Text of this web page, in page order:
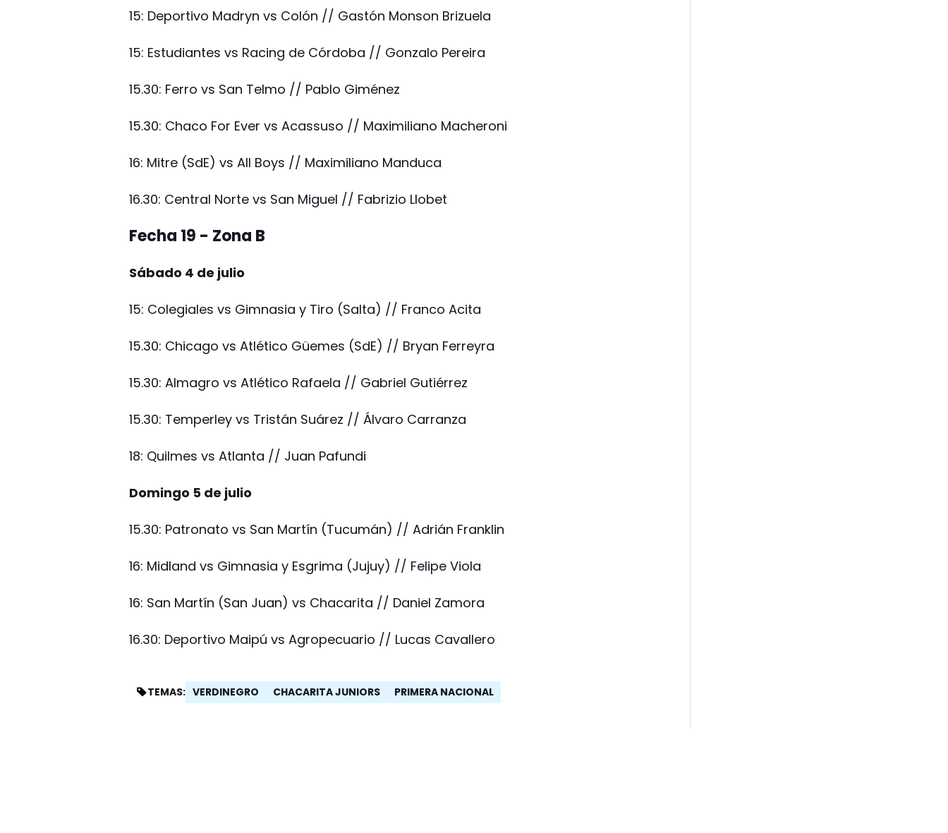
15: Deportivo Madryn vs Colón // Gastón Monson Brizuela
15: Estudiantes vs Racing de Córdoba // Gonzalo Pereira
15.30: Ferro vs San Telmo // Pablo Giménez
15.30: Chaco For Ever vs Acassuso // Maximiliano Macheroni
16: Mitre (SdE) vs All Boys // Maximiliano Manduca
16.30: Central Norte vs San Miguel // Fabrizio Llobet
Fecha 19 - Zona B
Sábado 4 de julio
15: Colegiales vs Gimnasia y Tiro (Salta) // Franco Acita
15.30: Chicago vs Atlético Güemes (SdE) // Bryan Ferreyra
15.30: Almagro vs Atlético Rafaela // Gabriel Gutiérrez
15.30: Temperley vs Tristán Suárez // Álvaro Carranza
18: Quilmes vs Atlanta // Juan Pafundi
Domingo 5 de julio
15.30: Patronato vs San Martín (Tucumán) // Adrián Franklin
16: Midland vs Gimnasia y Esgrima (Jujuy) // Felipe Viola
16: San Martín (San Juan) vs Chacarita // Daniel Zamora
16.30: Deportivo Maipú vs Agropecuario // Lucas Cavallero
TEMAS: VERDINEGRO CHACARITA JUNIORS PRIMERA NACIONAL